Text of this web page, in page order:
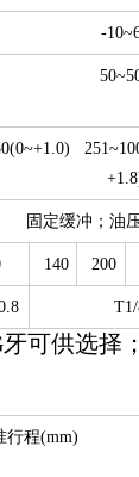
-
固定缓冲；油
140 200
可供选择；
行程(mm)